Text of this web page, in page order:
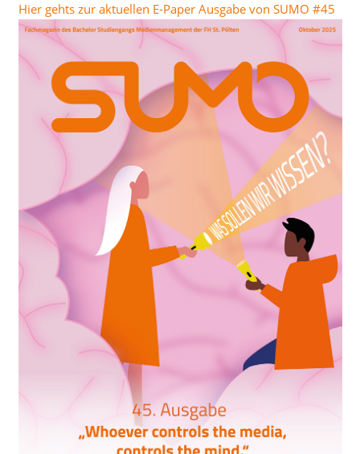
Hier gehts zur aktuellen E-Paper Ausgabe von SUMO #45